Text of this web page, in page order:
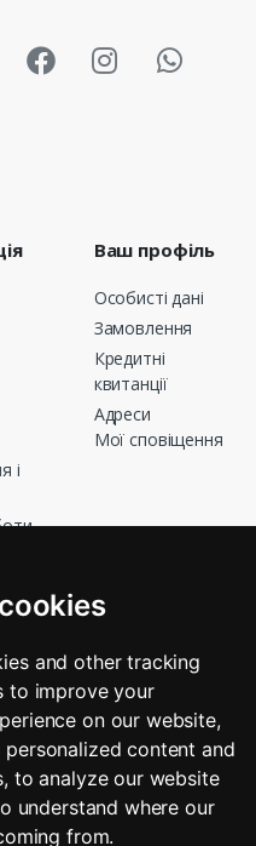
and other tracking
to improve your
on our website,
content and
to analyze our website
understand where our
from.
і
Ваш профіль
Особисті дані
Замовлення
Кредитні
квитанції
Адреси
Мої сповіщення
Reserved
КНОПКА